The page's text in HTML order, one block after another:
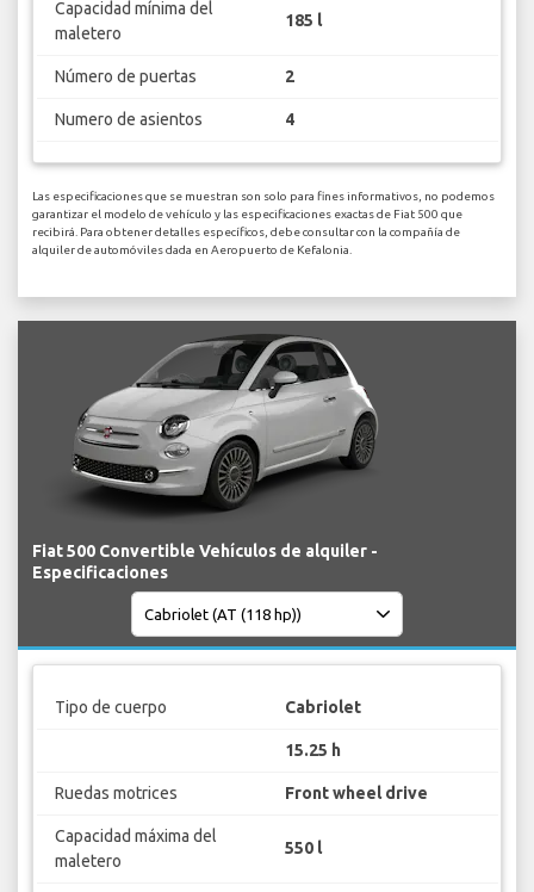
Capacidad mínima del
maletero
185 l
Número de puertas 2
Numero de asientos 4
Las especificaciones que se muestran son solo para fines informativos, no podemos
garantizar el modelo de vehículo y las especificaciones exactas de Fiat 500 que
recibirá. Para obtener detalles específicos, debe consultar con la compañía de
alquiler de automóviles dada en Aeropuerto de Kefalonia.
Fiat 500 Convertible Vehículos de alquiler -
Especificaciones
Tipo de cuerpo Cabriolet
15.25 h
Ruedas motrices Front wheel drive
Capacidad máxima del
maletero
550 l